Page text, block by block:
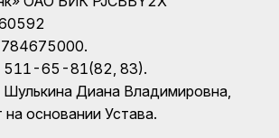
511-65-81(82, 83).
Диана Владимировна,
на основании Устава.